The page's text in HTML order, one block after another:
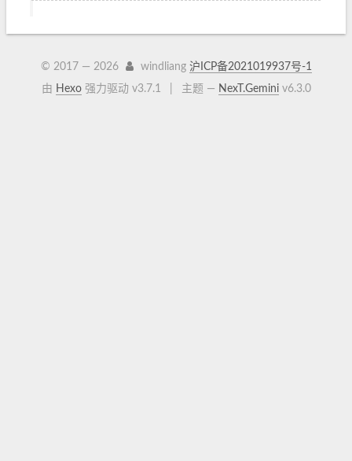
© 2017 — 2026 windliang 沪ICP备2021019937号-1
由 Hexo强力驱动 v3.7.1 主题 — NexT.Geminiv6.3.0